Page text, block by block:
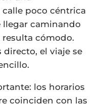
poco céntrica
llegar caminando
cómodo.
directo, el viaje se
los horarios
coinciden con las